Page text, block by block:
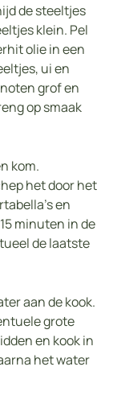
de steeltjes
klein. Pel
olie in een
ui en
grof en
op smaak
kom.
het door het
en
minuten in de
de laatste
aan de kook.
grote
en kook in
het water